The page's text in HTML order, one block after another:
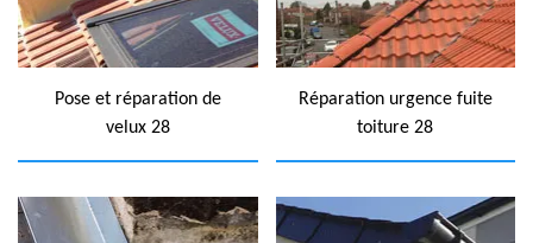
Pose et réparation de
velux 28
Réparation urgence fuite
toiture 28